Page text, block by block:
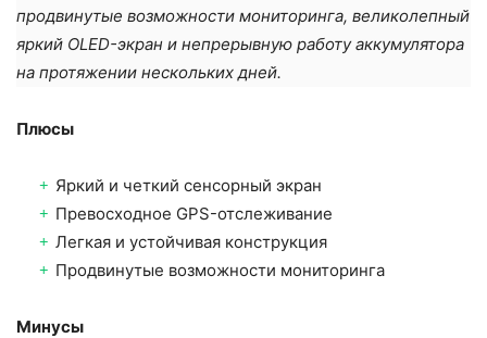
продвинутые возможности мониторинга, великолепный
яркий OLED-экран и непрерывную работу аккумулятора
на протяжении нескольких дней.
Плюсы
Яркий и четкий сенсорный экран
Превосходное GPS-отслеживание
Легкая и устойчивая конструкция
Продвинутые возможности мониторинга
Минусы